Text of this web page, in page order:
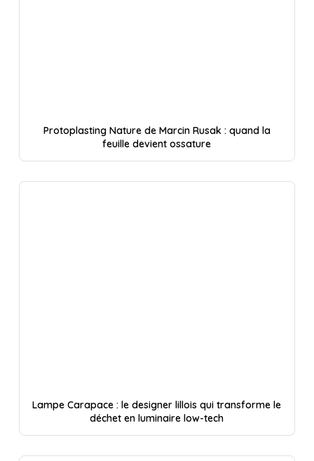
Protoplasting Nature de Marcin Rusak : quand la
feuille devient ossature
Lampe Carapace : le designer lillois qui transforme le
déchet en luminaire low-tech